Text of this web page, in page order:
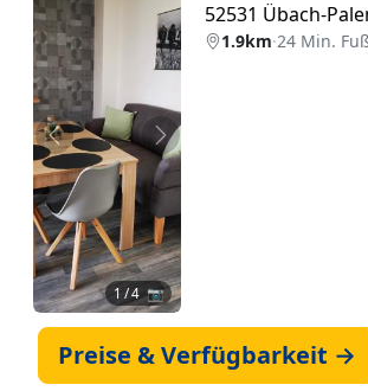
Zurück Weiter
1 / 4 📷
52531 Übach-
1.9km·24 Min.
Preise & Verfügbarkeit →